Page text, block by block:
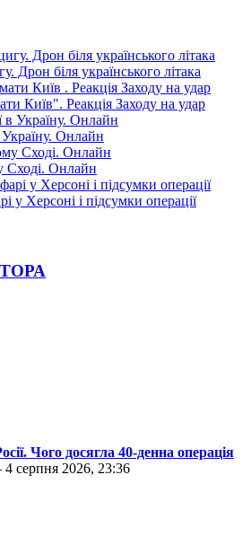
Дрон біля українського літака
Київ". Реакція Заходу на удар
Україну. Онлайн
Сході. Онлайн
у Херсоні і підсумки операції
Чого досягла 40-денна операція
серпня 2026, 23:36